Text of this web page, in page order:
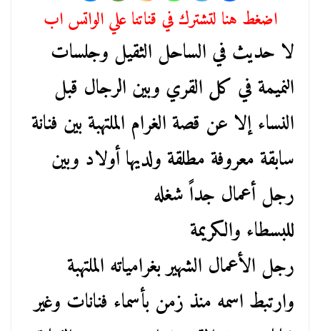
اضغط هنا لتشترك في قناتنا علي الواتس اب
لا حديث في الساحل الثقيل وجلسات
النميمة في كل القري وبين الرجال قبل
النساء إلا عن قصة الغرام الملتهبة بين فنانة
سابقة معروفة مطلقة ولديها أولاد وبين
رجل أعمال جداً شغله
للبسطاء والكريمة
رجل الأعمال الشهير بغرامياته الملتهبة
وارتبط اسمه منذ زمن بأسماء فنانات وغير